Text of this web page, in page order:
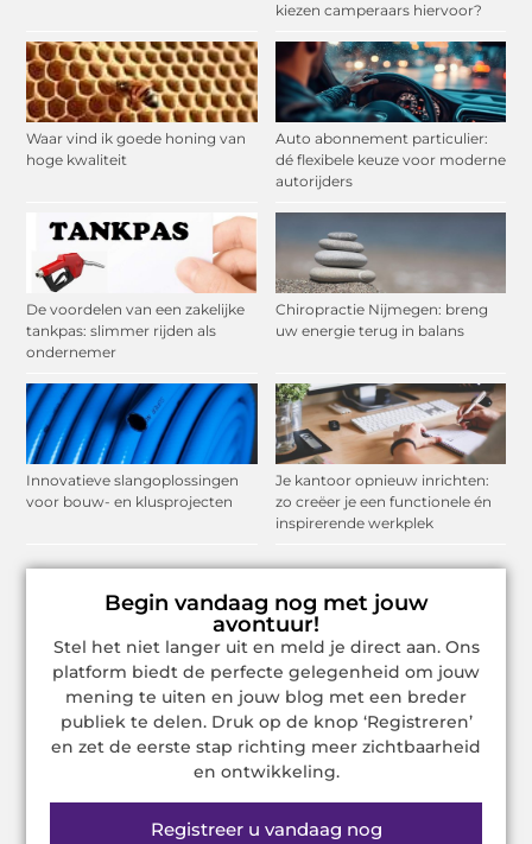
kiezen camperaars hiervoor?
Waar vind ik goede honing van
hoge kwaliteit
Auto abonnement particulier:
dé flexibele keuze voor moderne
autorijders
De voordelen van een zakelijke
tankpas: slimmer rijden als
ondernemer
Chiropractie Nijmegen: breng
uw energie terug in balans
Innovatieve slangoplossingen
voor bouw- en klusprojecten
Je kantoor opnieuw inrichten:
zo creëer je een functionele én
inspirerende werkplek
Begin vandaag nog met jouw
avontuur!
Stel het niet langer uit en meld je direct aan. Ons
platform biedt de perfecte gelegenheid om jouw
mening te uiten en jouw blog met een breder
publiek te delen. Druk op de knop ‘Registreren’
en zet de eerste stap richting meer zichtbaarheid
en ontwikkeling.
Registreer u vandaag nog